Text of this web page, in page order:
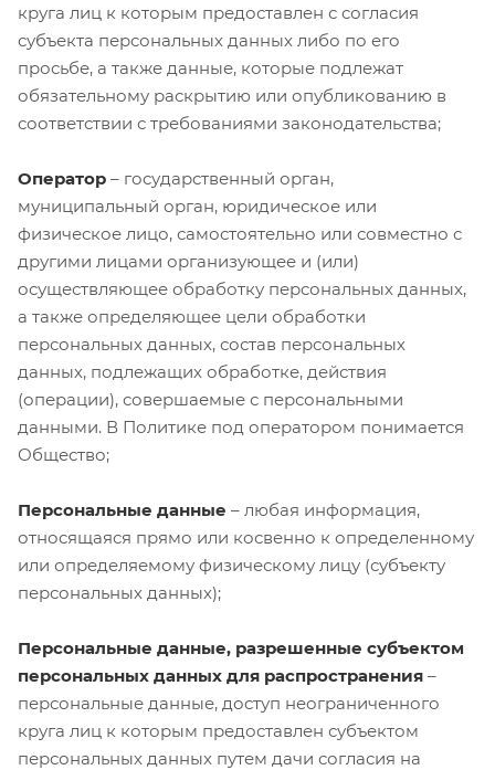
круга лиц к которым предоставлен с согласия
субъекта персональных данных либо по его
просьбе, а также данные, которые подлежат
обязательному раскрытию или опубликованию в
соответствии с требованиями законодательства;
Оператор – государственный орган,
муниципальный орган, юридическое или
физическое лицо, самостоятельно или совместно с
другими лицами организующее и (или)
осуществляющее обработку персональных данных,
а также определяющее цели обработки
персональных данных, состав персональных
данных, подлежащих обработке, действия
(операции), совершаемые с персональными
данными. В Политике под оператором понимается
Общество;
Персональные данные – любая информация,
относящаяся прямо или косвенно к определенному
или определяемому физическому лицу (субъекту
персональных данных);
Персональные данные, разрешенные субъектом
персональных данных для распространения –
персональные данные, доступ неограниченного
круга лиц к которым предоставлен субъектом
персональных данных путем дачи согласия на